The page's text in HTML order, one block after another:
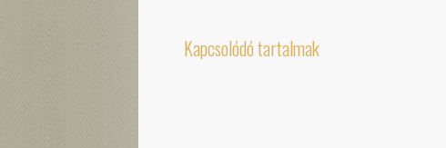
Kapcsolódó tartalmak